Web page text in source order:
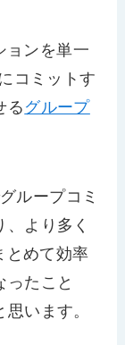
ョンを単一
コミットす
る グループ
ループコミ
より多く
とめて効率
ったこと
います。